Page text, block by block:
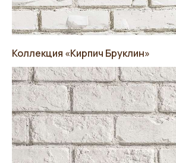
Коллекция «Кирпич Бруклин»
НАПИШИ НАМ: ПОЗВОНИ НАМ:
Whatsapp
Telegram
sales@stonedv.ru
8 (423) 290-68-09
Стоун Хаус
Я подтверждаю ознакомление
с политикой и даю согласие
на обработку персональных данных